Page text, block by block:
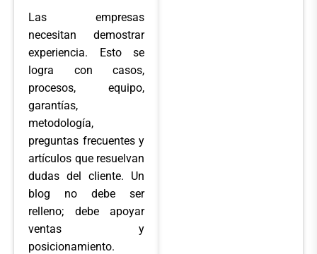
Las empresas
necesitan demostrar
experiencia. Esto se
logra con casos,
procesos, equipo,
garantías,
metodología,
preguntas frecuentes y
artículos que resuelvan
dudas del cliente. Un
blog no debe ser
relleno; debe apoyar
ventas y
posicionamiento.